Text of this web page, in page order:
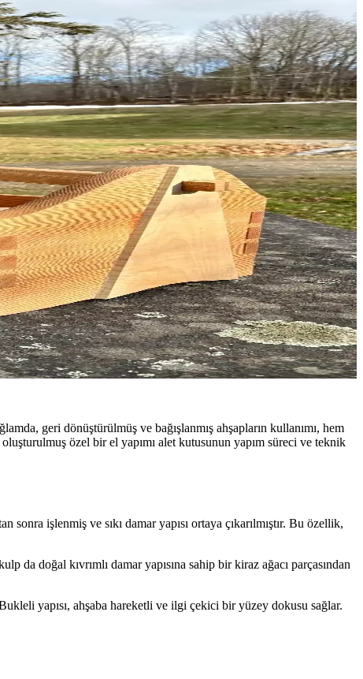
geri dönüştürülmüş ve bağışlanmış ahşapların kullanımı, hem
özel bir el yapımı alet kutusunun yapım süreci ve teknik
işlenmiş ve sıkı damar yapısı ortaya çıkarılmıştır. Bu özellik,
da doğal kıvrımlı damar yapısına sahip bir kiraz ağacı parçasından
yapısı, ahşaba hareketli ve ilgi çekici bir yüzey dokusu sağlar.